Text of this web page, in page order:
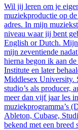
Wil jij leren om je
muziekproductie op
adres. In mijn
niveau waar jij bent
English or Dutch.
mijn zeventiende
hierna begon ik aan
Institute en later
Middlesex University.
studio’s als producer,
meer dan vijf jaar les
muziekprogramma’s
Ableton, Cubase,
bekend met een breed